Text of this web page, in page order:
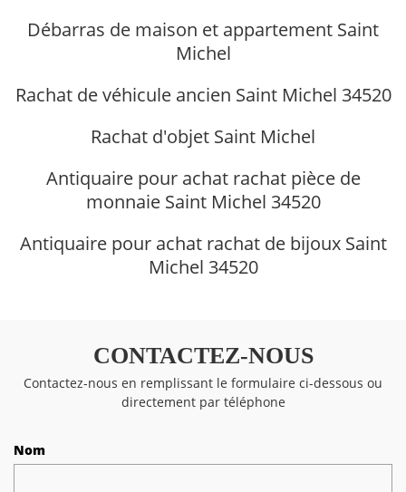
Débarras de maison et appartement Saint
Michel
Rachat de véhicule ancien Saint Michel 34520
Rachat d'objet Saint Michel
Antiquaire pour achat rachat pièce de
monnaie Saint Michel 34520
Antiquaire pour achat rachat de bijoux Saint
Michel 34520
CONTACTEZ-NOUS
Contactez-nous en remplissant le formulaire ci-dessous ou
directement par téléphone
Nom